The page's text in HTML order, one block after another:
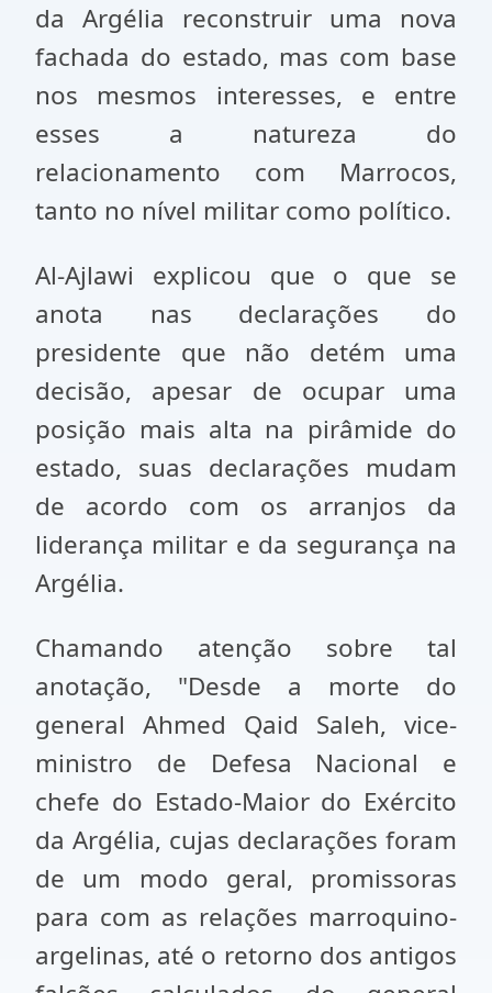
da Argélia reconstruir uma nova
fachada do estado, mas com base
nos mesmos interesses, e entre
esses a natureza do
relacionamento com Marrocos,
tanto no nível militar como político.
Al-Ajlawi explicou que o que se
anota nas declarações do
presidente que não detém uma
decisão, apesar de ocupar uma
posição mais alta na pirâmide do
estado, suas declarações mudam
de acordo com os arranjos da
liderança militar e da segurança na
Argélia.
Chamando atenção sobre tal
anotação, "Desde a morte do
general Ahmed Qaid Saleh, vice-
ministro de Defesa Nacional e
chefe do Estado-Maior do Exército
da Argélia, cujas declarações foram
de um modo geral, promissoras
para com as relações marroquino-
argelinas, até o retorno dos antigos